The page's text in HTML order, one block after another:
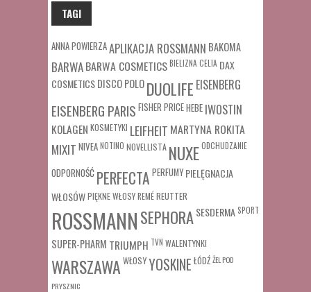
TAGI
ANNA POWIERZAAPLIKACJA ROSSMANN BAKOMA
BARWABARWA COSMETICSBIELIZNA CELIA DAX
COSMETICSDISCO POLODUOLIFE EISENBERG
EISENBERG PARIS FISHER PRICEHEBE IWOSTIN
KOLAGEN KOSMETYKI LEIFHEIT MARTYNA ROKITA
MIXIT NIVEANOTINO NOVELLISTA NUXEODCHUDZANIE
ODPORNOŚĆ PERFECTA PERFUMY PIELĘGNACJA
WŁOSÓWPIĘKNE WŁOSYREMÉREUTTER
ROSSMANNSEPHORASESDERMA SPORT
SUPER-PHARM TRIUMPH TVN WALENTYNKI
WARSZAWA WŁOSYYOSKINE ŁÓDŹŻEL POD
PRYSZNIC